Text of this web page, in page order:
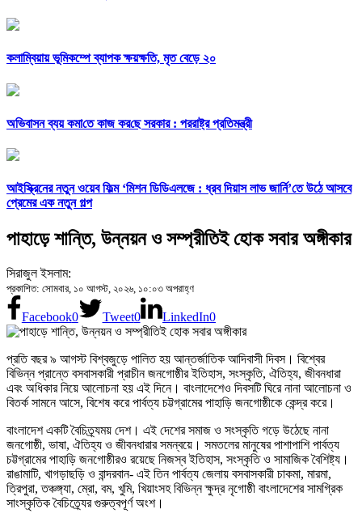
কলাম্বিয়ায় ভূমিকম্পে ব্যাপক ক্ষয়ক্ষতি, মৃত বেড়ে ২০
অভিবাসন ব্যয় কমা‌তে কাজ কর‌ছে সরকার : পররাষ্ট্র প্রতিমন্ত্রী
আইস্ক্রিনের নতুন ওয়েব ফিল্ম ‘মিশন ডিডিএলজে : ধ্রব দিয়াস লাভ জার্নি’তে উঠে আসবে
প্রেমের এক নতুন গল্প
পাহাড়ে শান্তি, উন্নয়ন ও সম্প্রীতিই হোক সবার অঙ্গীকার
সিরাজুল ইসলাম:
প্রকাশিত: সোমবার, ১০ আগস্ট, ২০২৬, ১০:০৩ অপরাহ্ণ
Facebook0 Tweet0 LinkedIn0
প্রতি বছর ৯ আগস্ট বিশ্বজুড়ে পালিত হয় আন্তর্জাতিক আদিবাসী দিবস। বিশ্বের
বিভিন্ন প্রান্তে বসবাসকারী প্রাচীন জনগোষ্ঠীর ইতিহাস, সংস্কৃতি, ঐতিহ্য, জীবনধারা
এবং অধিকার নিয়ে আলোচনা হয় এই দিনে। বাংলাদেশেও দিবসটি ঘিরে নানা আলোচনা ও
বিতর্ক সামনে আসে, বিশেষ করে পার্বত্য চট্টগ্রামের পাহাড়ি জনগোষ্ঠীকে কেন্দ্র করে।
বাংলাদেশ একটি বৈচিত্র্যময় দেশ। এই দেশের সমাজ ও সংস্কৃতি গড়ে উঠেছে নানা
জনগোষ্ঠী, ভাষা, ঐতিহ্য ও জীবনধারার সমন্বয়ে। সমতলের মানুষের পাশাপাশি পার্বত্য
চট্টগ্রামের পাহাড়ি জনগোষ্ঠীরও রয়েছে নিজস্ব ইতিহাস, সংস্কৃতি ও সামাজিক বৈশিষ্ট্য।
রাঙামাটি, খাগড়াছড়ি ও বান্দরবান- এই তিন পার্বত্য জেলায় বসবাসকারী চাকমা, মারমা,
ত্রিপুরা, তঞ্চঙ্গ্যা, ম্রো, বম, খুমি, খিয়াংসহ বিভিন্ন ক্ষুদ্র নৃগোষ্ঠী বাংলাদেশের সামগ্রিক
সাংস্কৃতিক বৈচিত্র্যের গুরুত্বপূর্ণ অংশ।